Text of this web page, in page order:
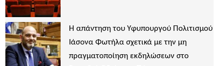
Η απάντηση του Υφυπουργού Πολιτισμού
Ιάσονα Φωτήλα σχετικά με την μη
πραγματοποίηση εκδηλώσεων στο